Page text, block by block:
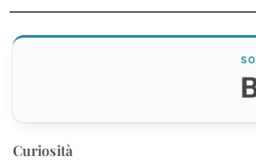
Curiosità